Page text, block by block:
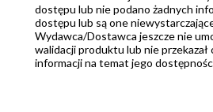
dostępu lub nie podano żadnych
dostępu lub są one
Wydawca/Dostawca jeszcze nie
walidacji produktu lub nie
informacji na temat jego